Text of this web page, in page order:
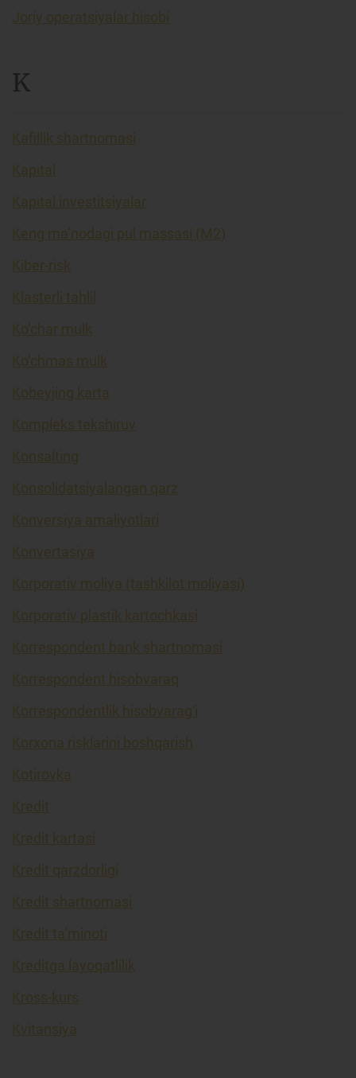
Joriy operatsiyalar hisobi
K
Kafillik shartnomasi
Kapital
Kapital investitsiyalar
Keng ma’nodagi pul massasi (M2)
Kiber-risk
Klasterli tahlil
Ko’char mulk
Ko’chmas mulk
Kobeyjing karta
Kompleks tekshiruv
Konsalting
Konsolidatsiyalangan qarz
Konversiya amaliyotlari
Konvertasiya
Korporativ moliya (tashkilot moliyasi)
Korporativ plastik kartochkasi
Korrespondent bank shartnomasi
Korrespondent hisobvaraq
Korrespondentlik hisobvarag'i
Korxona risklarini boshqarish
Kotirovka
Kredit
Kredit kartasi
Kredit qarzdorligi
Kredit shartnomasi
Kredit ta’minoti
Kreditga layoqatlilik
Kross-kurs
Kvitansiya